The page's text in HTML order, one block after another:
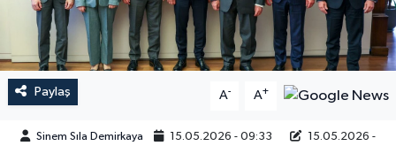
Paylaş A- A+
Sinem Sıla Demirkaya 15.05.2026 - 09:33
15.05.2026 -